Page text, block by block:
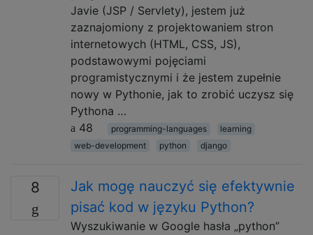
Javie (JSP / Servlety), jestem już
zaznajomiony z projektowaniem stron
internetowych (HTML, CSS, JS),
podstawowymi pojęciami
programistycznymi i że jestem zupełnie
nowy w Pythonie, jak to zrobić uczysz się
Pythona …
48
programming-languages
learning
web-development
python django
8
Jak mogę nauczyć się efektywnie
pisać kod w języku Python?
Wyszukiwanie w Google hasła „python”